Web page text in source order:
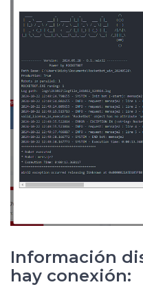
Información
hay conexión: